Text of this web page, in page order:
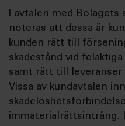
I avtalen med Bolagets
noteras att dessa är
kunden rätt till
skadestånd vid
samt rätt till leveranser
Vissa av kundavtalen
immaterialrättsintrång.